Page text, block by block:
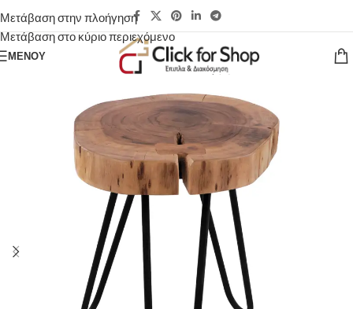
Μετάβαση στην πλοήγηση
Μετάβαση στο κύριο περιεχόμενο
ΜΕΝΟΎ